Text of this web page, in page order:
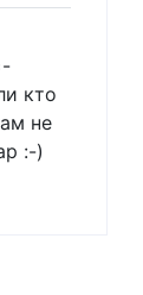
кто
не
:-)